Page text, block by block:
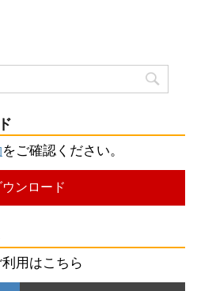
をご確認ください。
ンロード
用はこちら